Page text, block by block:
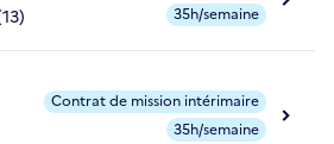
35h/semaine
Contrat de mission intérimaire
35h/semaine